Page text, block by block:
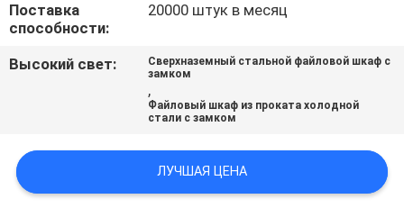
КАРТА
САЙТА
POLICY
Поставка
способности:
20000 штук в месяц
Высокий свет:
Сверхназемный стальной файловой шкаф с
замком
,
Файловый шкаф из проката холодной
стали с замком
ЛУЧШАЯ ЦЕНА